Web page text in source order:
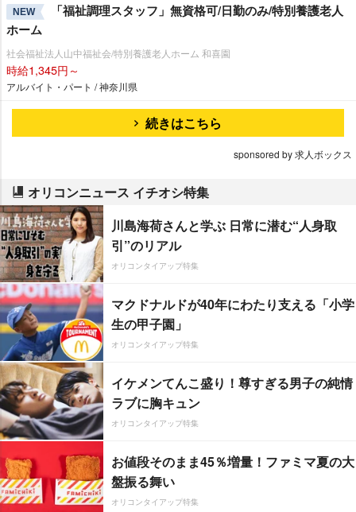
NEW
「福祉調理スタッフ」無資格可/日勤のみ/特別養護老人
ホーム
社会福祉法人山中福祉会/特別養護老人ホーム 和喜園
時給1,345円～
アルバイト・パート / 神奈川県
続きはこちら
sponsored by 求人ボックス
オリコンニュース イチオシ特集
川島海荷さんと学ぶ 日常に潜む“人身取
引”のリアル
オリコンタイアップ特集
マクドナルドが40年にわたり支える「小学
生の甲子園」
オリコンタイアップ特集
イケメンてんこ盛り！尊すぎる男子の純情
ラブに胸キュン
オリコンタイアップ特集
お値段そのまま45％増量！ファミマ夏の大
盤振る舞い
オリコンタイアップ特集